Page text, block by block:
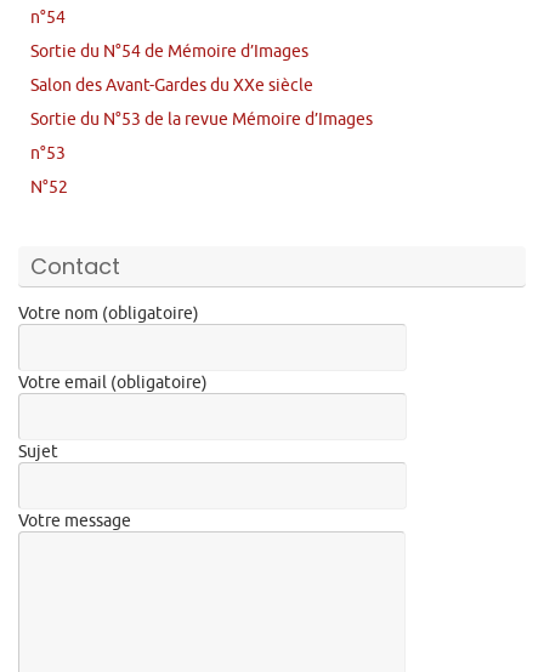
n°54
Sortie du N°54 de Mémoire d’Images
Salon des Avant-Gardes du XXe siècle
Sortie du N°53 de la revue Mémoire d’Images
n°53
N°52
Contact
Votre nom (obligatoire)
Votre email (obligatoire)
Sujet
Votre message